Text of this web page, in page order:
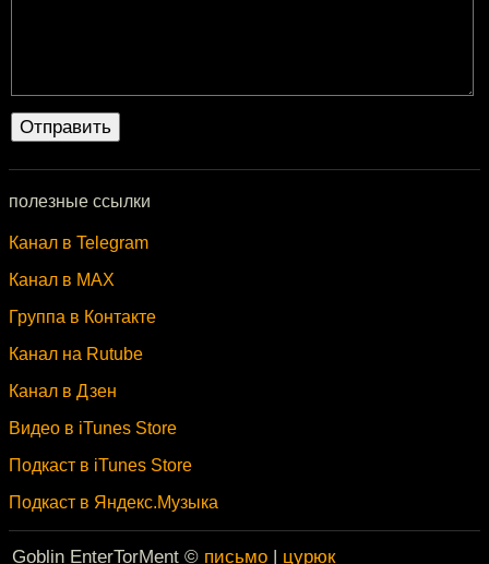
полезные ссылки
Канал в Telegram
Канал в MAX
Группа в Контакте
Канал на Rutube
Канал в Дзен
Видео в iTunes Store
Подкаст в iTunes Store
Подкаст в Яндекс.Музыка
Goblin EnterTorMent © письмо | цурюк